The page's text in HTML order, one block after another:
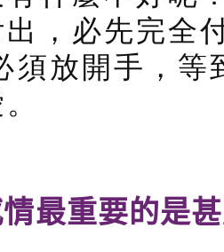
，必先完全
須放開手，
最重要的是